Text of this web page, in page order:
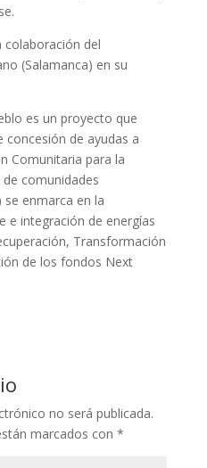
colaboración del
(Salamanca) en su
es un proyecto que
concesión de ayudas a
Comunitaria para la
comunidades
se enmarca en la
e integración de energías
Transformación
de los fondos Next
no será publicada.
marcados con *